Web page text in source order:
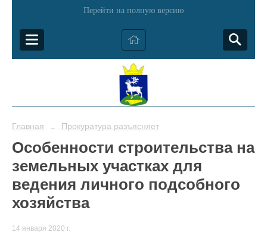
Перейти на полную версию
Главная → Прокуратура разъясняет
Особенности строительства на
земельных участках для
ведения личного подсобного
хозяйства
14 января 2020 г.